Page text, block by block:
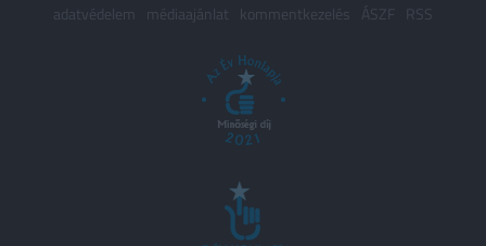
adatvédelem
médiaajánlat kommentkezelés ÁSZF RSS